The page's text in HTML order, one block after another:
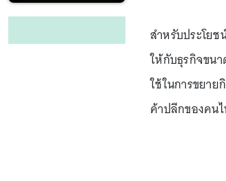
สำหรับประโย
ให้กับธุรกิจขนา
ใช้ในการขยา
ค้าปลีกของคน